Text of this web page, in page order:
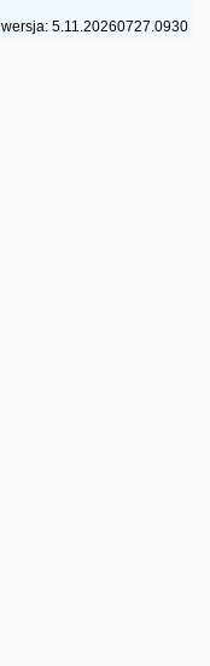
wersja: 5.11.20260727.0930